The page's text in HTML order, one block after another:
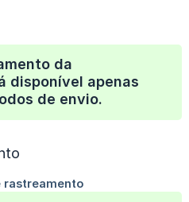
da
disponível apenas
de envio.